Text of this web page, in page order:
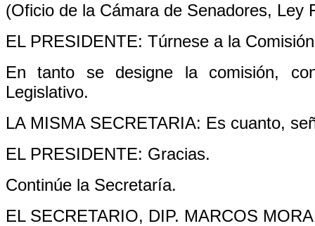
(Oficio de la Cámara de Senadores, Ley
EL PRESIDENTE: Túrnese a la
En tanto se designe la comisión,
Legislativo.
LA MISMA SECRETARIA: Es cuanto,
EL PRESIDENTE: Gracias.
Continúe la Secretaría.
EL SECRETARIO, DIP. MARCOS